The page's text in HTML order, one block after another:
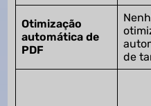
Otimização
automática de
PDF
de